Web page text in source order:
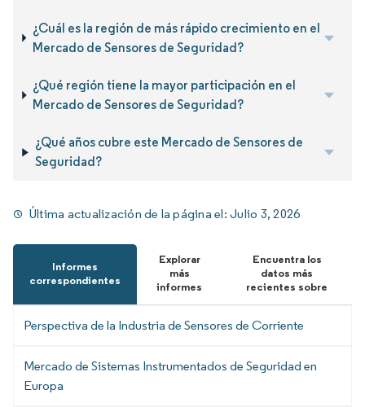
¿Cuál es la región de más rápido crecimiento en el
Mercado de Sensores de Seguridad?
¿Qué región tiene la mayor participación en el
Mercado de Sensores de Seguridad?
¿Qué años cubre este Mercado de Sensores de
Seguridad?
Última actualización de la página el:Julio 3, 2026
Informes
correspondientes
Explorar
más
informes
Encuentra los
datos más
recientes sobre
Perspectiva de la Industria de Sensores de Corriente
Mercado de Sistemas Instrumentados de Seguridad en
Europa